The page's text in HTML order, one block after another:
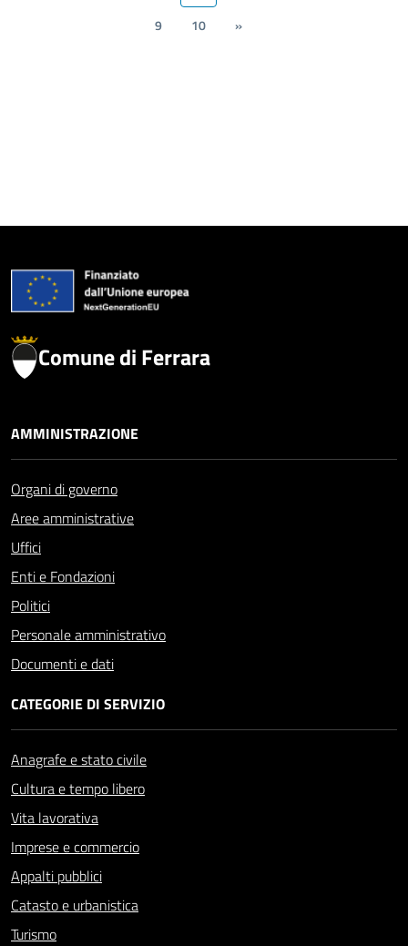
9
10 »
Comune di Ferrara
AMMINISTRAZIONE
Organi di governo
Aree amministrative
Uffici
Enti e Fondazioni
Politici
Personale amministrativo
Documenti e dati
CATEGORIE DI SERVIZIO
Anagrafe e stato civile
Cultura e tempo libero
Vita lavorativa
Imprese e commercio
Appalti pubblici
Catasto e urbanistica
Turismo